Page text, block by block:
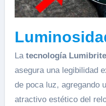
La tecnología Lumibrite
asegura una legibilidad
de poca luz, agregando
atractivo estético del